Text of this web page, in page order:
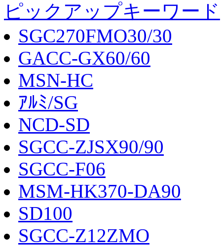
ピックアップキーワード
SGC270FMO30/30
GACC-GX60/60
MSN-HC
ｱﾙﾐ/SG
NCD-SD
SGCC-ZJSX90/90
SGCC-F06
MSM-HK370-DA90
SD100
SGCC-Z12ZMO